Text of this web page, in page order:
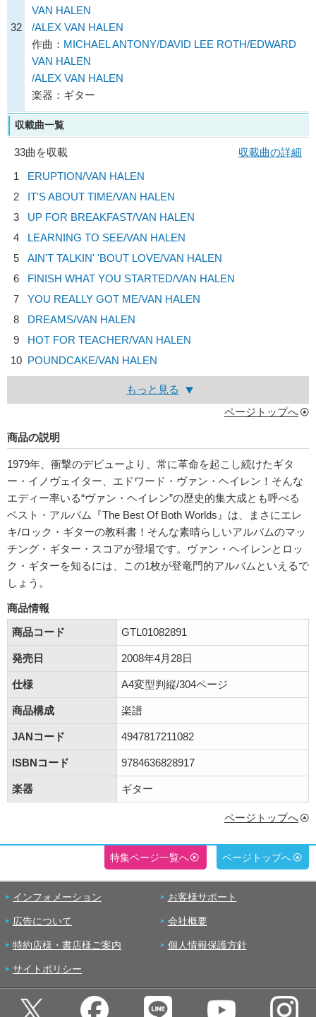
32
VAN HALEN
/ALEX VAN HALEN
作曲： MICHAEL ANTONY/DAVID LEE ROTH/EDWARD
VAN HALEN
/ALEX VAN HALEN
楽器：ギター
収載曲一覧
33曲を収載
収載曲の詳細
1
ERUPTION/VAN HALEN
2
IT'S ABOUT TIME/VAN HALEN
3
UP FOR BREAKFAST/VAN HALEN
4
LEARNING TO SEE/VAN HALEN
5
AIN'T TALKIN' 'BOUT LOVE/VAN HALEN
6
FINISH WHAT YOU STARTED/VAN HALEN
7
YOU REALLY GOT ME/VAN HALEN
8
DREAMS/VAN HALEN
9
HOT FOR TEACHER/VAN HALEN
10 POUNDCAKE/VAN HALEN
もっと見る
ページトップへ
商品の説明
1979年、衝撃のデビューより、常に革命を起こし続けたギタ
ー・イノヴェイター、エドワード・ヴァン・ヘイレン！そんな
エディー率いる“ヴァン・ヘイレン”の歴史的集大成とも呼べる
ベスト・アルバム『The Best Of Both Worlds』は、まさにエレ
キ/ロック・ギターの教科書！そんな素晴らしいアルバムのマッ
チング・ギター・スコアが登場です。ヴァン・ヘイレンとロッ
ク・ギターを知るには、この1枚が登竜門的アルバムといえるで
しょう。
商品情報
商品コード
GTL01082891
発売日 2008年4月28日
仕様 A4変型判縦/304ページ
商品構成 楽譜
JANコード 4947817211082
ISBNコード 9784636828917
楽器 ギター
ページトップへ
特集ページ一覧へ ページトップへ
インフォメーション お客様サポート
広告について 会社概要
特約店様・書店様ご案内 個人情報保護方針
サイトポリシー